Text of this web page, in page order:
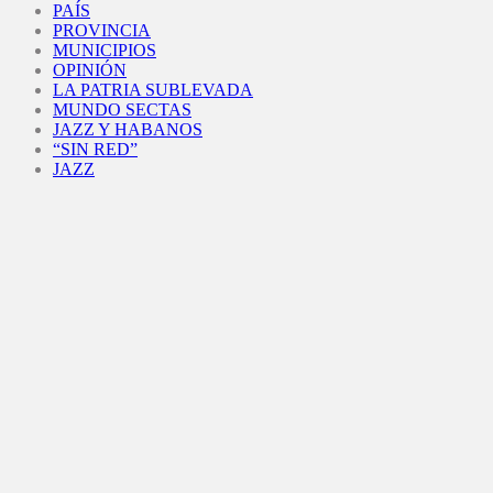
PAÍS
PROVINCIA
MUNICIPIOS
OPINIÓN
LA PATRIA SUBLEVADA
MUNDO SECTAS
JAZZ Y HABANOS
“SIN RED”
JAZZ